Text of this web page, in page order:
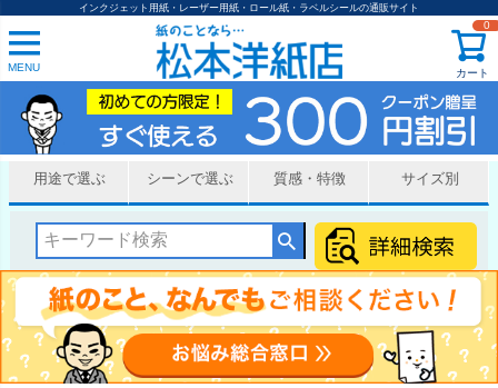
インクジェット用紙・レーザー用紙・ロール紙・ラベルシールの通販サイト
MENU カート
0
用途で選ぶ シーンで選ぶ 質感・特徴 サイズ別